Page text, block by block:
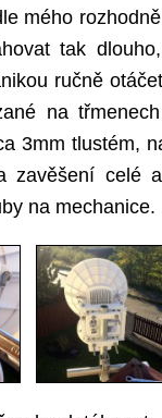
mého
tak
ručně
na
3mm tlustém,
zavěšení celé
na mechanice.